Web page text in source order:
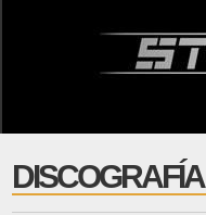
DISCOGRAFÍA